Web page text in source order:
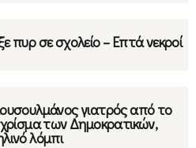
πυρ σε σχολείο – Επτά νεκροί
γιατρός από το
των Δημοκρατικών,
λόμπι